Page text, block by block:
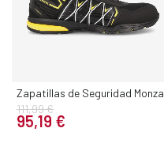
Zapatillas de Seguridad Monza
111,99 €
95,19 €